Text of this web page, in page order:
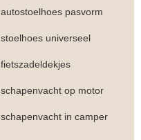
autostoelhoes pasvorm
stoelhoes universeel
fietszadeldekjes
schapenvacht op motor
schapenvacht in camper